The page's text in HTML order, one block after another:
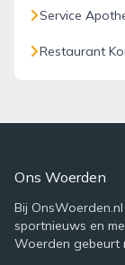
Service
Restaurant
Ons Woerden
Bij
sportnieuws en
Woerden gebeurt